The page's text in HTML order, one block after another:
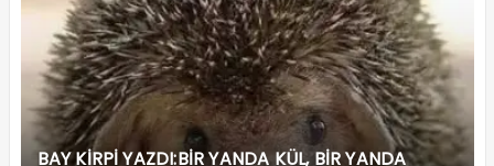
BAY KİRPİ YAZDI:BİR YANDA KÜL, BİR YANDA